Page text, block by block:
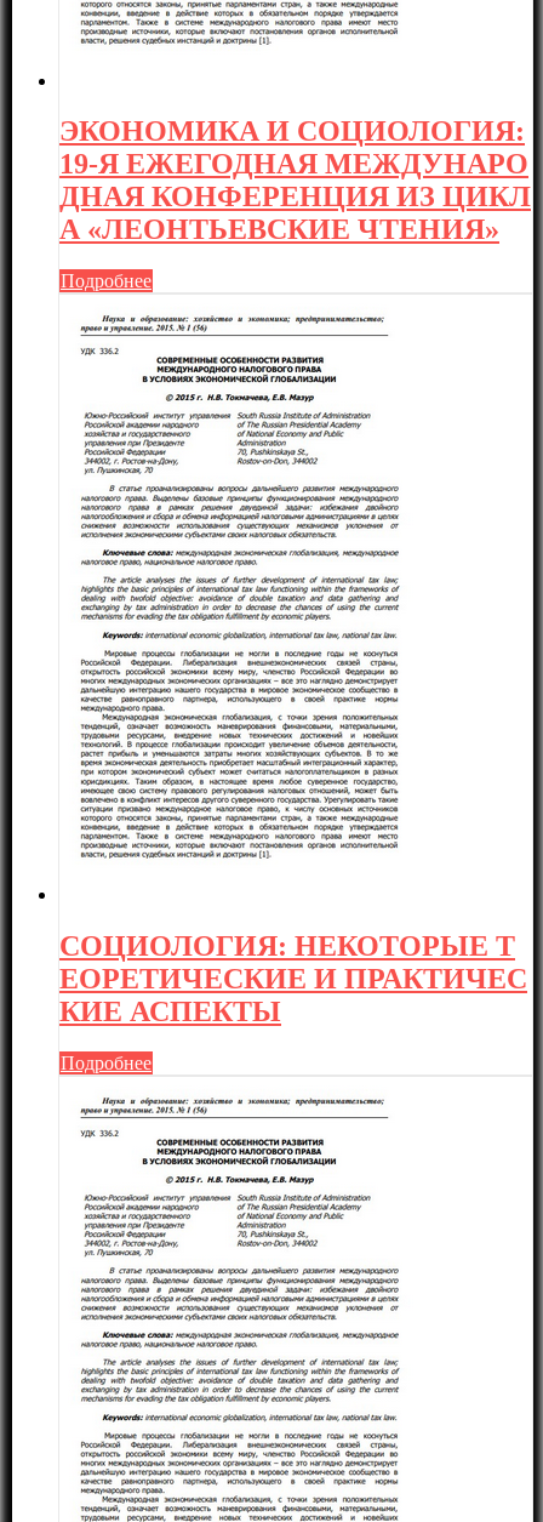
ЭКОНОМИКА И СОЦИОЛОГИЯ:
19-Я ЕЖЕГОДНАЯ МЕЖДУНАРО
ДНАЯ КОНФЕРЕНЦИЯ ИЗ ЦИКЛ
А «ЛЕОНТЬЕВСКИЕ ЧТЕНИЯ»
Подробнее
СОЦИОЛОГИЯ: НЕКОТОРЫЕ Т
ЕОРЕТИЧЕСКИЕ И ПРАКТИЧЕС
КИЕ АСПЕКТЫ
Подробнее